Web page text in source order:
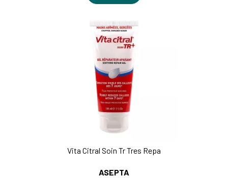
Vita Citral Soin Tr Tres Repa
ASEPTA